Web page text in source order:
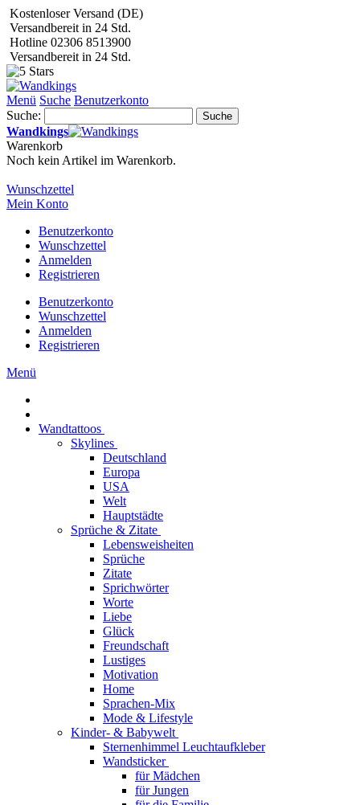
Kostenloser Versand (DE)
Versandbereit in 24 Std.
Hotline 02306 8513900
Versandbereit in 24 Std.
Menü Suche Benutzerkonto
Suche:
Suche
Wandkings
Warenkorb
Noch kein Artikel im Warenkorb.
Wunschzettel
Mein Konto
Benutzerkonto
Wunschzettel
Anmelden
Registrieren
Benutzerkonto
Wunschzettel
Anmelden
Registrieren
Menü
Wandtattoos
Skylines
Deutschland
Europa
USA
Welt
Hauptstädte
Sprüche & Zitate
Lebensweisheiten
Sprüche
Zitate
Sprichwörter
Worte
Liebe
Glück
Freundschaft
Lustiges
Motivation
Home
Sprachen-Mix
Mode & Lifestyle
Kinder- & Babywelt
Sternenhimmel Leuchtaufkleber
Wandsticker
für Mädchen
für Jungen